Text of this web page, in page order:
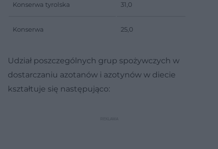
Konserwa tyrolska 31,0
Konserwa 25,0
Udział poszczególnych grup spożywczych w
dostarczaniu azotanów i azotynów w diecie
kształtuje się następująco: